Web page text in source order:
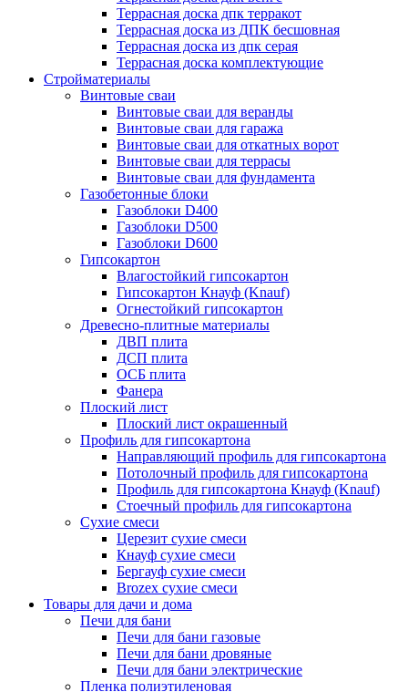
Террасная доска дпк терракот
Террасная доска из ДПК бесшовная
Террасная доска из дпк серая
Террасная доска комплектующие
Стройматериалы
Винтовые сваи
Винтовые сваи для веранды
Винтовые сваи для гаража
Винтовые сваи для откатных ворот
Винтовые сваи для террасы
Винтовые сваи для фундамента
Газобетонные блоки
Газоблоки D400
Газоблоки D500
Газоблоки D600
Гипсокартон
Влагостойкий гипсокартон
Гипсокартон Кнауф (Knauf)
Огнестойкий гипсокартон
Древесно-плитные материалы
ДВП плита
ДСП плита
ОСБ плита
Фанера
Плоский лист
Плоский лист окрашенный
Профиль для гипсокартона
Направляющий профиль для гипсокартона
Потолочный профиль для гипсокартона
Профиль для гипсокартона Кнауф (Knauf)
Стоечный профиль для гипсокартона
Сухие смеси
Церезит сухие смеси
Кнауф сухие смеси
Бергауф сухие смеси
Brozex сухие смеси
Товары для дачи и дома
Печи для бани
Печи для бани газовые
Печи для бани дровяные
Печи для бани электрические
Пленка полиэтиленовая